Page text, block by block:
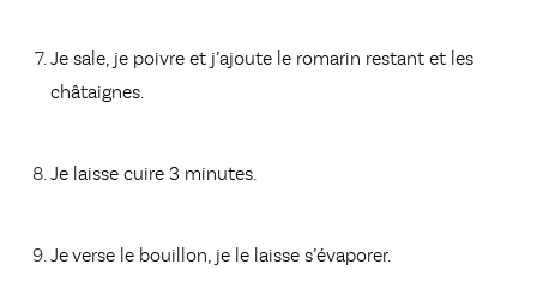
Je sale, je poivre et j’ajoute le romarin restant et les
châtaignes.
Je laisse cuire 3 minutes.
Je verse le bouillon, je le laisse s’évaporer.